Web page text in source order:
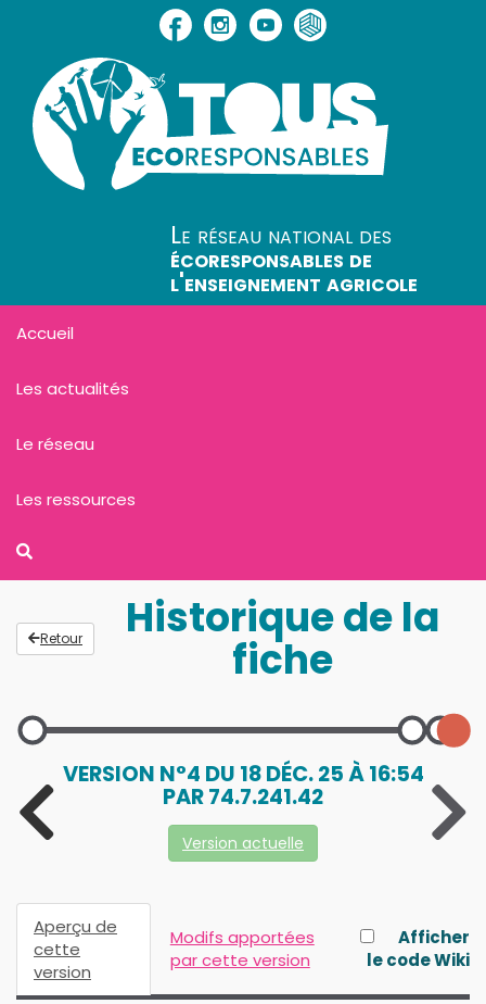
Retour Historique de la
fiche
VERSION N°4 DU 18 DÉC. 25 À 16:54
PAR 74.7.241.42
Version actuelle
Aperçu de
cette
version
Modifs apportées
par cette version
Afficher
le code Wiki
Le réseau national des
écoresponsables de
l'enseignement agricole
Accueil
Les actualités
Le réseau
Les ressources